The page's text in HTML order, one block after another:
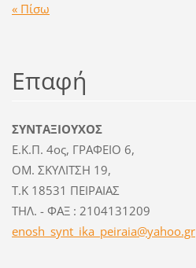
« Πίσω
Επαφή
ΣΥΝΤΑΞΙΟΥΧΟΣ
Ε.Κ.Π. 4ος, ΓΡΑΦΕΙΟ 6,
ΟΜ. ΣΚΥΛΙΤΣΗ 19,
Τ.Κ 18531 ΠΕΙΡΑΙΑΣ
ΤΗΛ. - ΦΑΞ : 2104131209
enosh_synt_ika_peiraia@yahoo.gr